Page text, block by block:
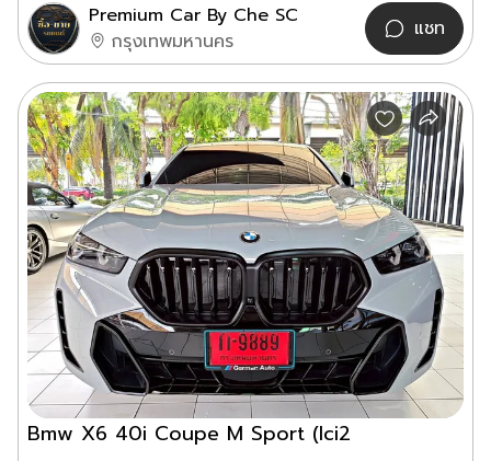
Premium Car By Che SC
กรุงเทพมหานคร
แชท
Bmw X6 40i Coupe M Sport (lci2